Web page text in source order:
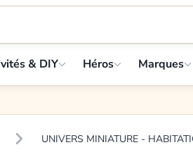
& DIY Héros Marques
UNIVERS MINIATURE -